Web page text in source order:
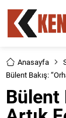
Anasayfa
Bülent Bakış:
Bülent